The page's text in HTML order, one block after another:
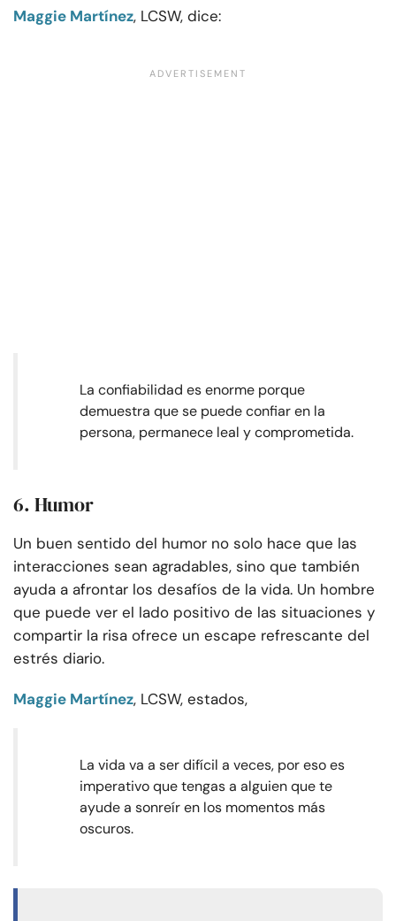
Maggie Martínez, LCSW, dice:
La confiabilidad es enorme porque
demuestra que se puede confiar en la
persona, permanece leal y comprometida.
6. Humor
Un buen sentido del humor no solo hace que las
interacciones sean agradables, sino que también
ayuda a afrontar los desafíos de la vida. Un hombre
que puede ver el lado positivo de las situaciones y
compartir la risa ofrece un escape refrescante del
estrés diario.
Maggie Martínez, LCSW, estados,
La vida va a ser difícil a veces, por eso es
imperativo que tengas a alguien que te
ayude a sonreír en los momentos más
oscuros.